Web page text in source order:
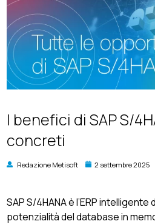
I benefici di SAP S/
concreti
Redazione Metisoft 2 settembre 2025
SAP S/4HANA è l’ERP
potenzialità del database in